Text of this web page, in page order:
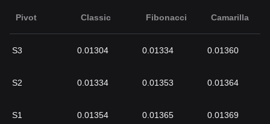
Pivot Classic Fibonacci Camarilla
S3 0.01304 0.01334 0.01360
S2 0.01334 0.01353 0.01364
S1 0.01354 0.01365 0.01369